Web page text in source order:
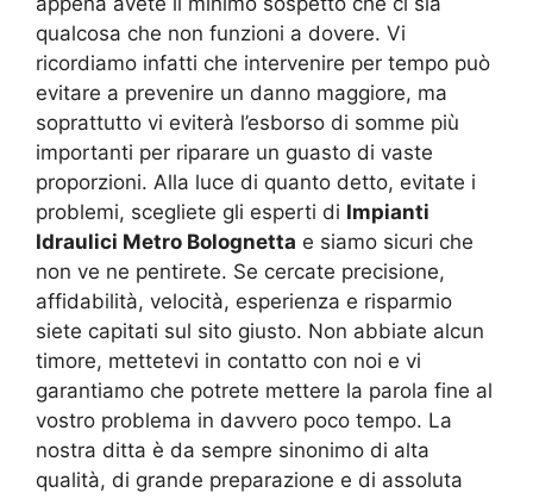
qualcosa che non funzioni a dovere. Vi
ricordiamo infatti che intervenire per tempo può
evitare a prevenire un danno maggiore, ma
soprattutto vi eviterà l’esborso di somme più
importanti per riparare un guasto di vaste
proporzioni. Alla luce di quanto detto, evitate i
problemi, scegliete gli esperti di Impianti
Idraulici Metro Bolognetta e siamo sicuri che
non ve ne pentirete. Se cercate precisione,
affidabilità, velocità, esperienza e risparmio
siete capitati sul sito giusto. Non abbiate alcun
timore, mettetevi in contatto con noi e vi
garantiamo che potrete mettere la parola fine al
vostro problema in davvero poco tempo. La
nostra ditta è da sempre sinonimo di alta
qualità, di grande preparazione e di assoluta